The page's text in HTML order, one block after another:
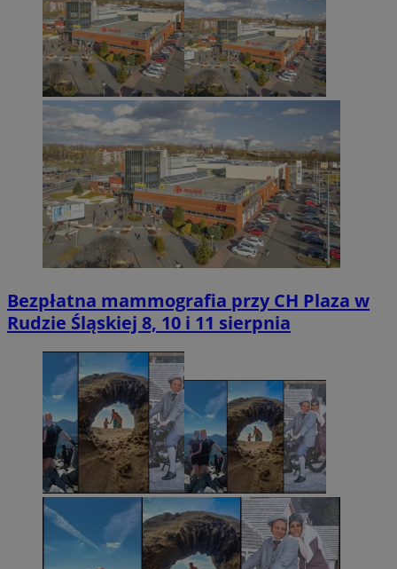
Bezpłatna mammografia przy CH Plaza w
Rudzie Śląskiej 8, 10 i 11 sierpnia